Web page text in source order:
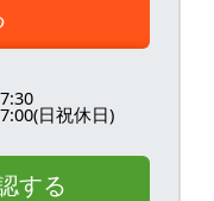
日祝休日)
する